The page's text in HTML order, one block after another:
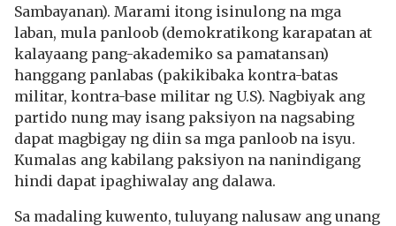
Sambayanan). Marami itong isinulong na mga
laban, mula panloob (demokratikong karapatan at
kalayaang pang-akademiko sa pamatansan)
hanggang panlabas (pakikibaka kontra-batas
militar, kontra-base militar ng U.S). Nagbiyak ang
partido nung may isang paksiyon na nagsabing
dapat magbigay ng diin sa mga panloob na isyu.
Kumalas ang kabilang paksiyon na nanindigang
hindi dapat ipaghiwalay ang dalawa.
Sa madaling kuwento, tuluyang nalusaw ang unang